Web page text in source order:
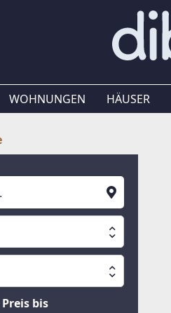
WOHNUNGEN HÄUSER
Preis bis